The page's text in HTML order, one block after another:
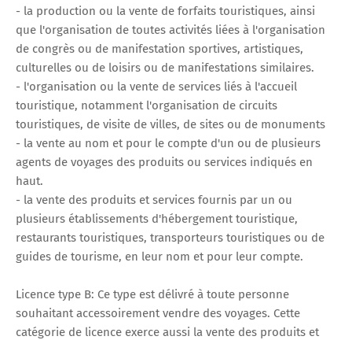
- la production ou la vente de forfaits touristiques, ainsi
que l'organisation de toutes activités liées à l'organisation
de congrès ou de manifestation sportives, artistiques,
culturelles ou de loisirs ou de manifestations similaires.
- l'organisation ou la vente de services liés à l'accueil
touristique, notamment l'organisation de circuits
touristiques, de visite de villes, de sites ou de monuments
- la vente au nom et pour le compte d'un ou de plusieurs
agents de voyages des produits ou services indiqués en
haut.
- la vente des produits et services fournis par un ou
plusieurs établissements d'hébergement touristique,
restaurants touristiques, transporteurs touristiques ou de
guides de tourisme, en leur nom et pour leur compte.
Licence type B: Ce type est délivré à toute personne
souhaitant accessoirement vendre des voyages. Cette
catégorie de licence exerce aussi la vente des produits et